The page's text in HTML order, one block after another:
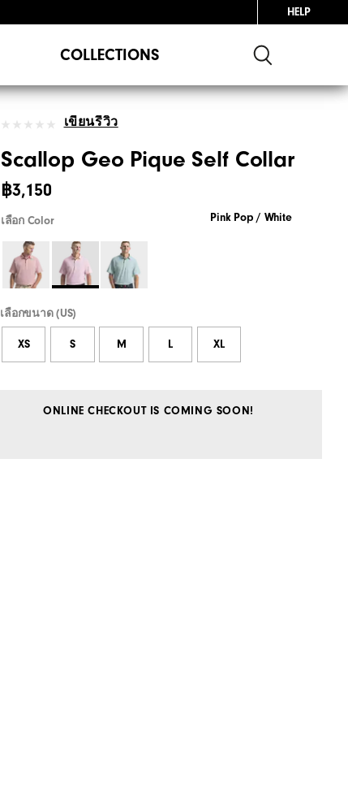
HELP
COLLECTIONS
เขียนรีวิว
Scallop Geo Pique Self Collar
฿3,150
เลือก Color Pink Pop / White
เลือกขนาด (US)
XS S M L XL
ONLINE CHECKOUT IS COMING SOON!